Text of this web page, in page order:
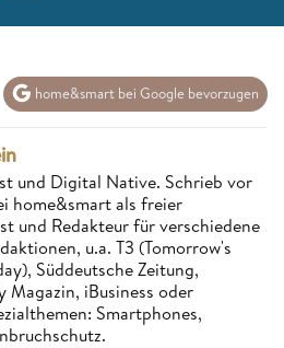
home&smart bei Google bevorzugen
und Digital Native. Schrieb vor
home&smart als freier
und Redakteur für verschiedene
u.a. T3 (Tomorrow's
Süddeutsche Zeitung,
Magazin, iBusiness oder
Smartphones,